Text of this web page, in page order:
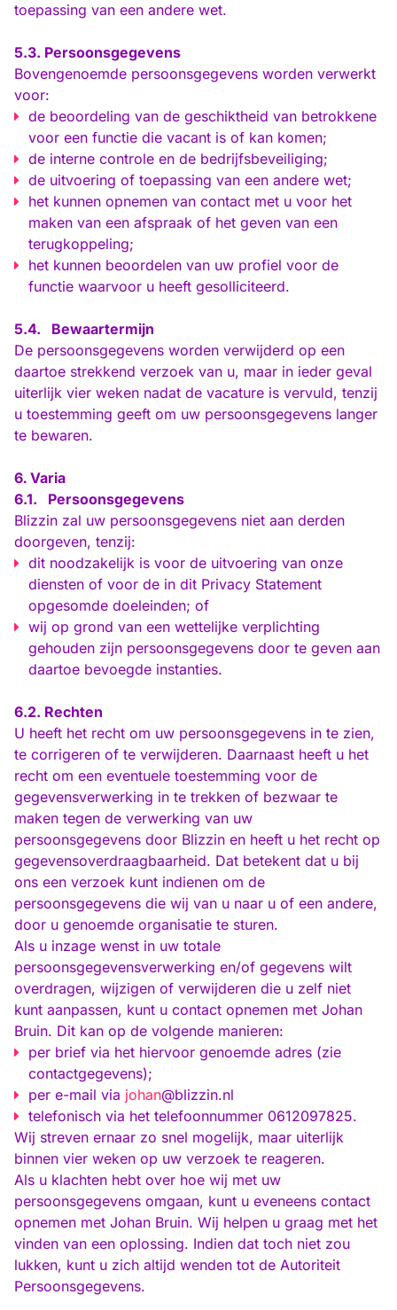
toepassing van een andere wet.
5.3. Persoonsgegevens
Bovengenoemde persoonsgegevens worden verwerkt
voor:
de beoordeling van de geschiktheid van betrokkene
voor een functie die vacant is of kan komen;
de interne controle en de bedrijfsbeveiliging;
de uitvoering of toepassing van een andere wet;
het kunnen opnemen van contact met u voor het
maken van een afspraak of het geven van een
terugkoppeling;
het kunnen beoordelen van uw profiel voor de
functie waarvoor u heeft gesolliciteerd.
5.4.
Bewaartermijn
De persoonsgegevens worden verwijderd op een
daartoe strekkend verzoek van u, maar in ieder geval
uiterlijk vier weken nadat de vacature is vervuld, tenzij
u toestemming geeft om uw persoonsgegevens langer
te bewaren.
Varia
6.1.
Persoonsgegevens
Blizzin zal uw persoonsgegevens niet aan derden
doorgeven, tenzij:
dit noodzakelijk is voor de uitvoering van onze
diensten of voor de in dit Privacy Statement
opgesomde doeleinden; of
wij op grond van een wettelijke verplichting
gehouden zijn persoonsgegevens door te geven aan
daartoe bevoegde instanties.
6.2. Rechten
U heeft het recht om uw persoonsgegevens in te zien,
te corrigeren of te verwijderen. Daarnaast heeft u het
recht om een eventuele toestemming voor de
gegevensverwerking in te trekken of bezwaar te
maken tegen de verwerking van uw
persoonsgegevens door Blizzin en heeft u het recht op
gegevensoverdraagbaarheid. Dat betekent dat u bij
ons een verzoek kunt indienen om de
persoonsgegevens die wij van u naar u of een andere,
door u genoemde organisatie te sturen.
Als u inzage wenst in uw totale
persoonsgegevensverwerking en/of gegevens wilt
overdragen, wijzigen of verwijderen die u zelf niet
kunt aanpassen, kunt u contact opnemen met Johan
Bruin. Dit kan op de volgende manieren:
per brief via het hiervoor genoemde adres (zie
contactgegevens);
per e-mail via johan@blizzin.nl
telefonisch via het telefoonnummer 0612097825.
Wij streven ernaar zo snel mogelijk, maar uiterlijk
binnen vier weken op uw verzoek te reageren.
Als u klachten hebt over hoe wij met uw
persoonsgegevens omgaan, kunt u eveneens contact
opnemen met Johan Bruin. Wij helpen u graag met het
vinden van een oplossing. Indien dat toch niet zou
lukken, kunt u zich altijd wenden tot de Autoriteit
Persoonsgegevens.